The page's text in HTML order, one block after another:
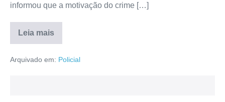
informou que a motivação do crime […]
Leia mais
Arquivado em: Policial